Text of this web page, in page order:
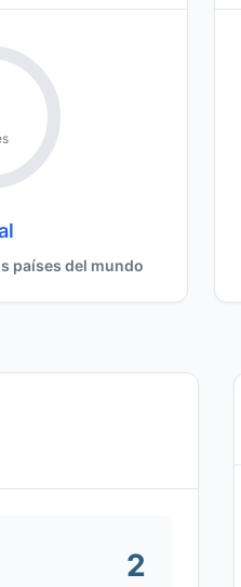
países del mundo
2